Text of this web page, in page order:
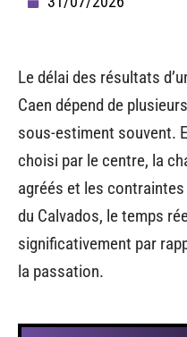
Le délai des résultats
Caen dépend de
sous-estiment souvent.
choisi par le centre, la
agréés et les
du Calvados, le temps
significativement par
la passation.